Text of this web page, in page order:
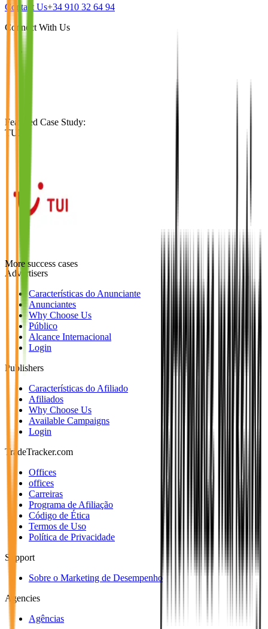
Contact Us+34 910 32 64 94
Connect With Us
Featured Case Study:
TUI
More success cases
Advertisers
Características do Anunciante
Anunciantes
Why Choose Us
Público
Alcance Internacional
Login
Publishers
Características do Afiliado
Afiliados
Why Choose Us
Available Campaigns
Login
TradeTracker.com
Offices
offices
Carreiras
Programa de Afiliação
Código de Ética
Termos de Uso
Política de Privacidade
Support
Sobre o Marketing de Desempenho
Agencies
Agências